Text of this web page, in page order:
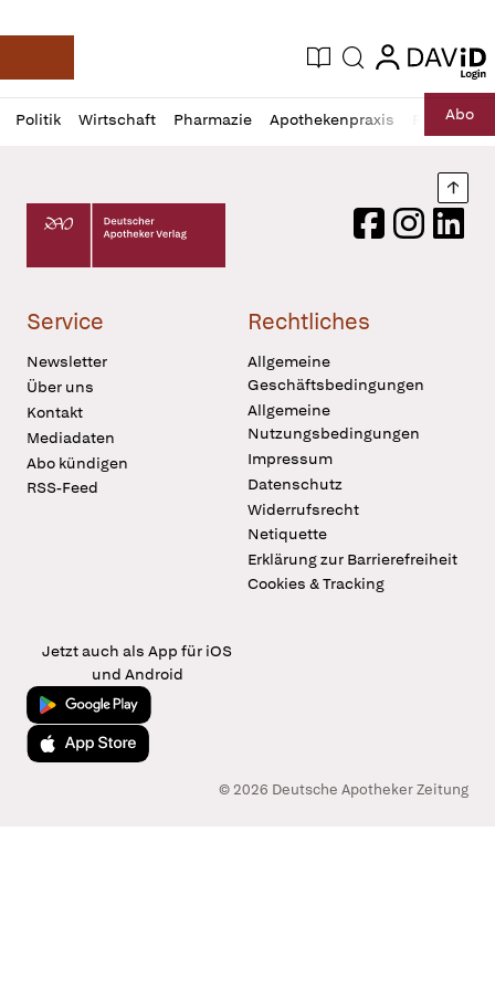
Deutsche Apotheker Zeitung
Aktuelle Ausgabe
Suche login
login
Politik Wirtschaft Pharmazie Apothekenpraxis RechtAbo
Profil
öffnen
Daz
Pur
Deutscher Apotheker Verlag Logo
FacebookInstagram
Service
Newsletter
Über uns
Kontakt
Mediadaten
Abo kündigen
RSS-Feed
Rechtliches
Allgemeine
Geschäftsbedingungen
Allgemeine
Nutzungsbedingungen
Impressum
Datenschutz
Widerrufsrecht
Netiquette
Erklärung zur Barrierefreiheit
Cookies & Tracking
Jetzt auch als App für iOS
und Android
Jetzt bei Google Play
Laden im App Store
© 2026 Deutsche Apotheker Zeitung